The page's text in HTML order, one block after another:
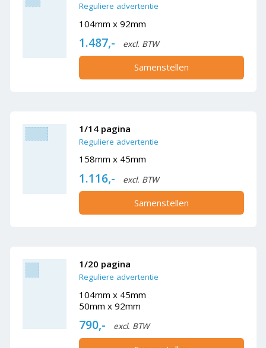
Reguliere advertentie
104mm x 92mm
1.487,- excl. BTW
Samenstellen
1/14 pagina
Reguliere advertentie
158mm x 45mm
1.116,- excl. BTW
Samenstellen
1/20 pagina
Reguliere advertentie
104mm x 45mm
50mm x 92mm
790,- excl. BTW